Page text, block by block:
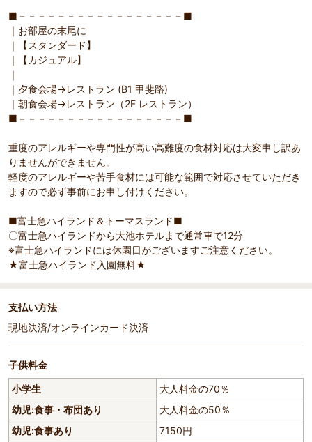
■－－－－－－－－－－－－－－－－－■
｜お部屋の末尾に
｜【スタンダード】
｜【カジュアル】
｜
｜夕食会場→レストラン (B1 甲斐路)
｜朝食会場→レストラン（2F レストラン）
■－－－－－－－－－－－－－－－－－■
重度のアレルギーや専門性が高い高難度の食材対応は大変申し訳あ
りませんができません。
軽度のアレルギーや苦手食材には可能な範囲で対応させていただき
ますので必ず事前にお申し付けください。
■富士急ハイランド＆トーマスランド■
〇富士急ハイランドから大池ホテルまで通常車で12分
※富士急ハイランドには休園日がございますご注意ください。
★富士急ハイランド入園無料★
支払い方法
現地決済/オンラインカード決済
子供料金
小学生
大人料金の70％
幼児:食事・布団あり
大人料金の50％
幼児:食事あり
7150円